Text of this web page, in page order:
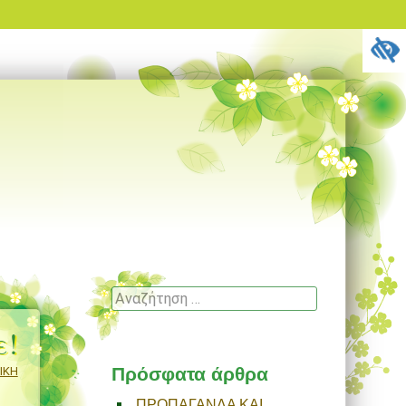
Αναζήτηση
Πρόσφατα άρθρα